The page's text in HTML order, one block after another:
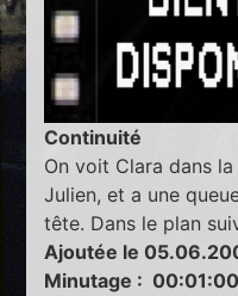
Continuité
On voit Clara dans
Julien, et a une
tête. Dans le plan
Ajoutée le
Minutage : 00:01:00